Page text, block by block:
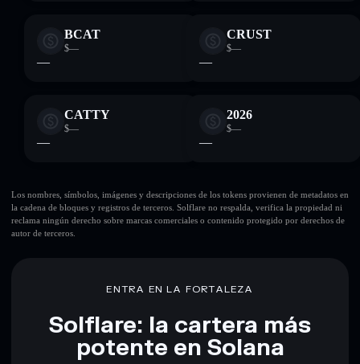
BCAT
$—
—
CRUST
$—
—
CATTY
$—
—
2026
$—
—
Los nombres, símbolos, imágenes y descripciones de los tokens provienen de metadatos en
la cadena de bloques y registros de terceros. Solflare no respalda, verifica la propiedad ni
reclama ningún derecho sobre marcas comerciales o contenido protegido por derechos de
autor de terceros.
ENTRA EN LA FORTALEZA
Solflare: la cartera más
potente en Solana